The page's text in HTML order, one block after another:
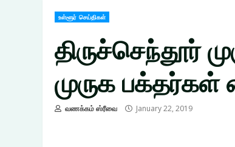
உள்ளூர் செய்திகள்
திருச்செந்தூர்
முருக
வணக்கம் ஸ்ரீவை January 22, 2019